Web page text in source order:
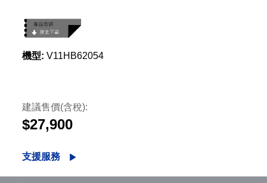
機型: V11HB62054
建議售價(含稅):
$27,900
支援服務